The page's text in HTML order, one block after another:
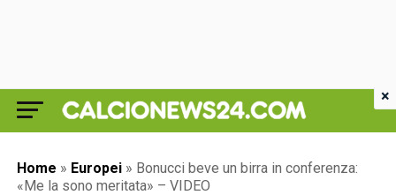
Home » Europei » Bonucci beve un birra in conferenza:
«Me la sono meritata» – VIDEO
×